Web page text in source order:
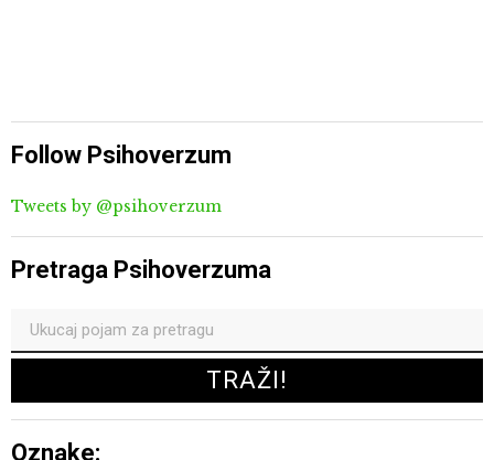
Follow Psihoverzum
Tweets by @psihoverzum
Pretraga Psihoverzuma
Oznake: